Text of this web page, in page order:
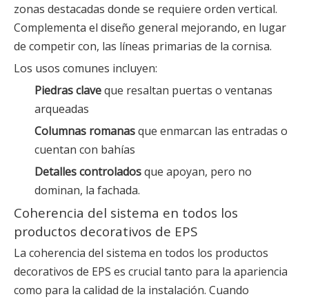
zonas destacadas donde se requiere orden vertical.
Complementa el diseño general mejorando, en lugar
de competir con, las líneas primarias de la cornisa.
Los usos comunes incluyen:
Piedras claveque resaltan puertas o ventanas
arqueadas
Columnas romanasque enmarcan las entradas o
cuentan con bahías
Detalles controladosque apoyan, pero no
dominan, la fachada.
Coherencia del sistema en todos los
productos decorativos de EPS
La coherencia del sistema en todos los productos
decorativos de EPS es crucial tanto para la apariencia
como para la calidad de la instalación. Cuando